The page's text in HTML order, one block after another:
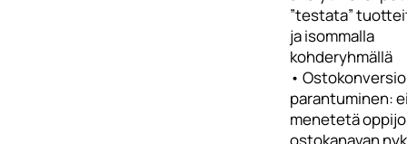
”testata”
ja isommalla
kohderyhmällä
•
parantuminen:
menetetä